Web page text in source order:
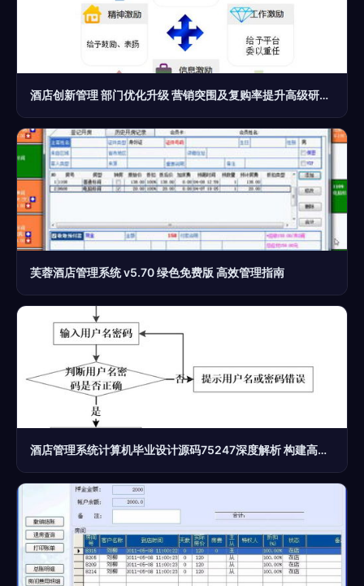
酒店创新管理 部门优化升级 营销突围及复购率提升高级研修班火热报名中
芙蓉酒店管理系统 v5.70 绿色免费版 高效管理指南
酒店管理系统计算机毕业设计源码75247深度解析 构建高效智慧酒店管理方案